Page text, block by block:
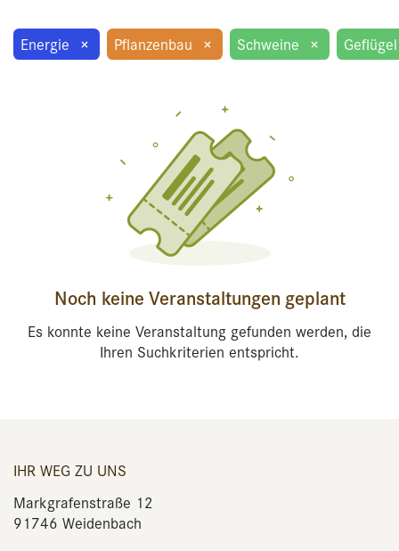
Energie × Pflanzenbau × Schweine × Geflügel
Noch keine Veranstaltungen geplant
Es konnte keine Veranstaltung gefunden werden, die
Ihren Suchkriterien entspricht.
IHR WEG ZU UNS
Markgrafenstraße 12
91746 Weidenbach